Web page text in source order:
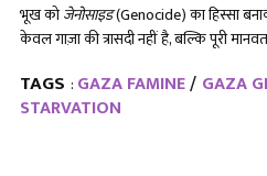
भूख कोजेनोसाइड(Genocide) का हिस्सा
केवल गाज़ा की त्रासदी नहीं है, बल्कि पूरी
TAGS : GAZA FAMINE GAZA
STARVATION